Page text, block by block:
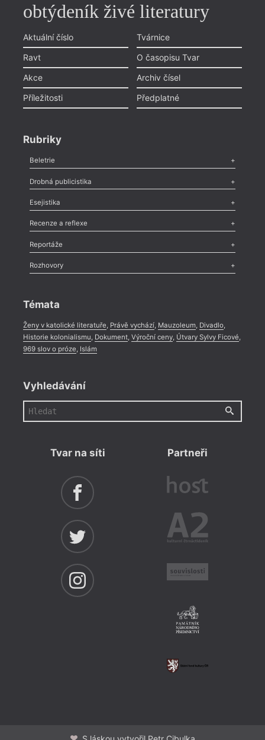
obtýdeník živé literatury
Aktuální číslo
Ravt
Akce
Příležitosti
Tvárnice
O časopisu Tvar
Archiv čísel
Předplatné
Rubriky
Beletrie
Poezie,Próza,Dokumenty
Drobná publicistika
Odlesk
Nekrolog,Glosa,Sloupek,Pozvánka,Literární soutěž,
Esejistika
Esej ,Pádlo,Úvaha
Recenze a reflexe
Recenze
Méně slov o próze,Celá rubrika
Reportáže
Literární zítřky
Celá rubrika
Rozhovory
Témata
Ženy v katolické literatuře, Právě vychází, Mauzoleum, Divadlo,
Historie kolonialismu, Dokument, Výroční ceny, Útvary Sylvy Ficové,
969 slov o próze, Islám
Vyhledávání
Tvar na síti Partneři